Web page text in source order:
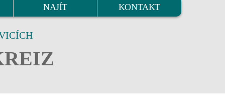
NAJÍT KONTAKT